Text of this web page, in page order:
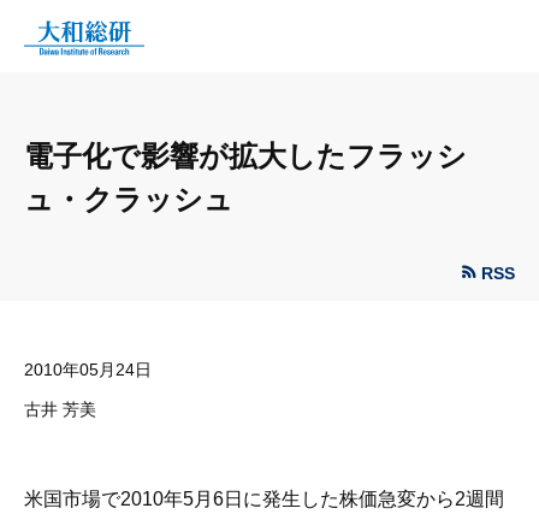
電子化で影響が拡大したフラッシ
ュ・クラッシュ
RSS
2010年05月24日
古井 芳美
米国市場で2010年5月6日に発生した株価急変から2週間